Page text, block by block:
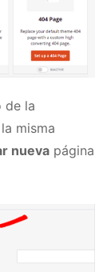
de la
misma
nueva página